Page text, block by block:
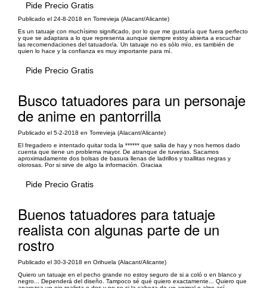
Pide Precio Gratis
Publicado el 24-8-2018 en Torrevieja (Alacant/Alicante)
Es un tatuaje con muchísimo significado, por lo que me gustaría que fuera perfecto
y que se adaptara a lo que representa aunque siempre estoy abierta a escuchar
las recomendaciones del tatuador/a. Un tatuaje no es sólo mío, es también de
quien lo hace y la confianza es muy importante para mí.
Pide Precio Gratis
Busco tatuadores para un personaje
de anime en pantorrilla
Publicado el 5-2-2018 en Torrevieja (Alacant/Alicante)
El fregadero e intentado quitar toda la ****** que salia de hay y nos hemos dado
cuenta que tiene un problema mayor. De atranque de tuverias. Sacamos
aproximadamente dos bolsas de basura llenas de ladrillos y toallitas negras y
olorosas. Por si sirve de algo la información. Graciaa
Pide Precio Gratis
Buenos tatuadores para tatuaje
realista con algunas parte de un
rostro
Publicado el 30-3-2018 en Orihuela (Alacant/Alicante)
Quiero un tatuaje en el pecho grande no estoy seguro de si a coló o en blanco y
negro... Dependerá del diseño. Tampoco sé qué quiero exactamente... Quiero que